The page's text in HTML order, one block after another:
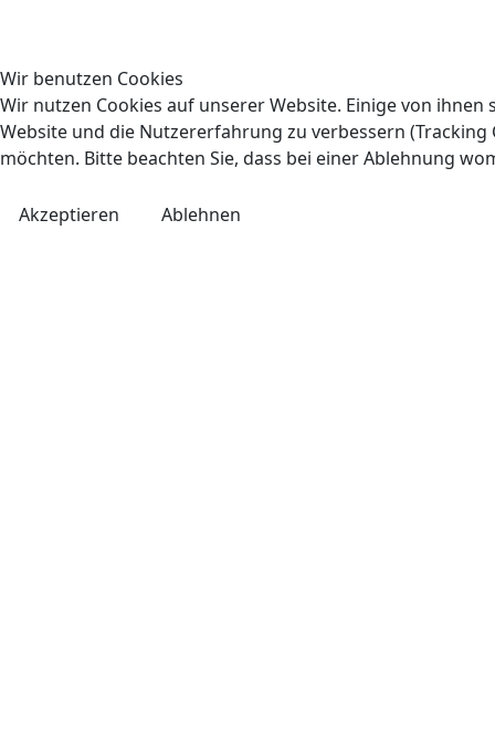
Wir benutzen Cookies
Wir nutzen Cookies auf unserer Website. Einige von
Website und die Nutzererfahrung zu verbessern (Tracking
möchten. Bitte beachten Sie, dass bei einer Ablehnung
Akzeptieren Ablehnen